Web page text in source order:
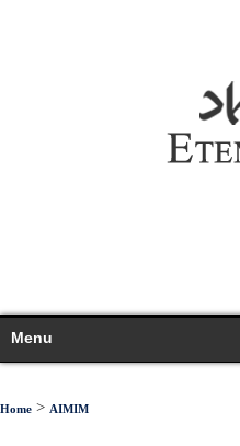
Menu
Home > AIMIM